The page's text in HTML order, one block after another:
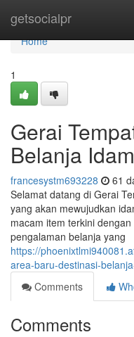
getsocialpr
Home
Home
1
Gerai
Belanja
francesystm693228 61
Selamat datang di Gerai
yang akan mewujudkan
macam item terkini
pengalaman belanja yang
https://
area-baru-destinasi-
Comments
Comments